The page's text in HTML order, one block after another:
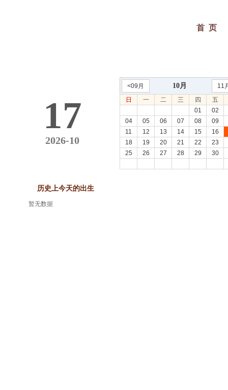
首 页
17
2026-10
<09月 10月
11
日
一 二 三 四
五
01
02
04
05 06 07 08
09
11
12 13 14 15
16
18
19 20 21 22
23
25
26 27 28 29 30
历史上今天的出生
暂无数据